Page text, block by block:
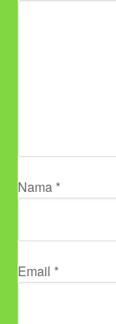
Nama *
Email *